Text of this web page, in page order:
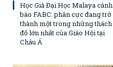
Học Giả Đại Học Malaya cảnh
báo FABC: phân cực đang trở
thành một trong những thách
đố lớn nhất của Giáo Hội tại
Châu Á